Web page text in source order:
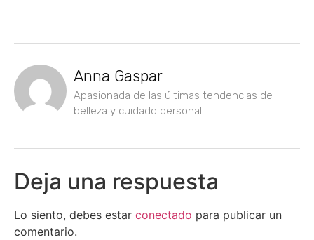
Anna Gaspar
Apasionada de las últimas tendencias de
belleza y cuidado personal.
Deja una respuesta
Lo siento, debes estar conectado para publicar un
comentario.